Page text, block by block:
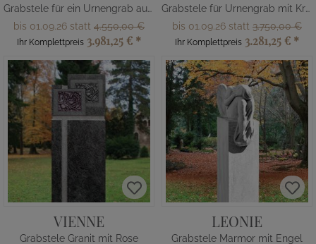
Grabstele für ein Urnengrab aus Kalkstein/Bronze
bis 01.09.26 statt 4.550,00 €
Ihr Komplettpreis 3.981,25 € *
Grabstele für Urnengrab mit Kreuz
bis 01.09.26 statt 3.750,00 €
Ihr Komplettpreis 3.281,25 € *
VIENNE
Grabstele Granit mit Rose
LEONIE
Grabstele Marmor mit Engel